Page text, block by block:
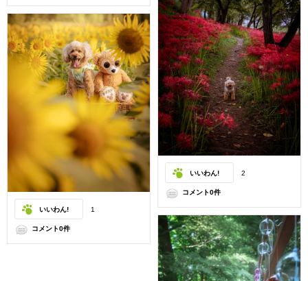
いいわん! 2
コメント0件
いいわん! 1
コメント0件